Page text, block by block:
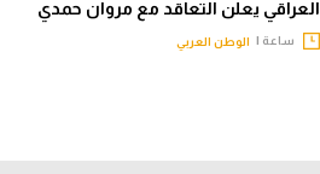
العراقي يعلن التعاقد مع مروان حمدي
ساعة | الوطن العربي